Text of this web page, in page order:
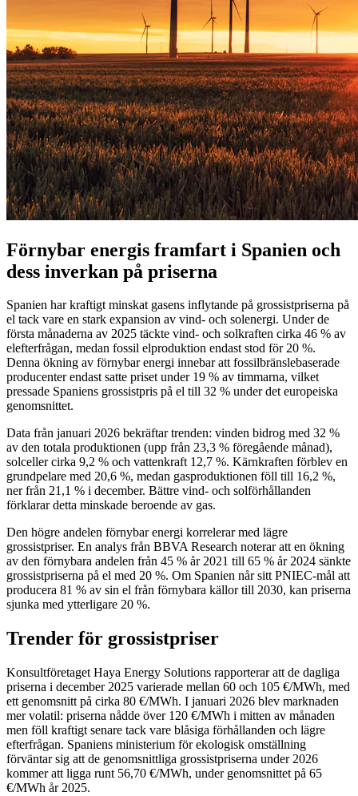
Förnybar energis framfart i Spanien och
dess inverkan på priserna
Spanien har kraftigt minskat gasens inflytande på grossistpriserna på
el tack vare en stark expansion av vind- och solenergi. Under de
första månaderna av 2025 täckte vind- och solkraften cirka 46 % av
elefterfrågan, medan fossil elproduktion endast stod för 20 %.
Denna ökning av förnybar energi innebar att fossilbränslebaserade
producenter endast satte priset under 19 % av timmarna, vilket
pressade Spaniens grossistpris på el till 32 % under det europeiska
genomsnittet.
Data från januari 2026 bekräftar trenden: vinden bidrog med 32 %
av den totala produktionen (upp från 23,3 % föregående månad),
solceller cirka 9,2 % och vattenkraft 12,7 %. Kärnkraften förblev en
grundpelare med 20,6 %, medan gasproduktionen föll till 16,2 %,
ner från 21,1 % i december. Bättre vind- och solförhållanden
förklarar detta minskade beroende av gas.
Den högre andelen förnybar energi korrelerar med lägre
grossistpriser. En analys från BBVA Research noterar att en ökning
av den förnybara andelen från 45 % år 2021 till 65 % år 2024 sänkte
grossistpriserna på el med 20 %. Om Spanien når sitt PNIEC-mål att
producera 81 % av sin el från förnybara källor till 2030, kan priserna
sjunka med ytterligare 20 %.
Trender för grossistpriser
Konsultföretaget Haya Energy Solutions rapporterar att de dagliga
priserna i december 2025 varierade mellan 60 och 105 €/MWh, med
ett genomsnitt på cirka 80 €/MWh. I januari 2026 blev marknaden
mer volatil: priserna nådde över 120 €/MWh i mitten av månaden
men föll kraftigt senare tack vare blåsiga förhållanden och lägre
efterfrågan. Spaniens ministerium för ekologisk omställning
förväntar sig att de genomsnittliga grossistpriserna under 2026
kommer att ligga runt 56,70 €/MWh, under genomsnittet på 65
€/MWh år 2025.